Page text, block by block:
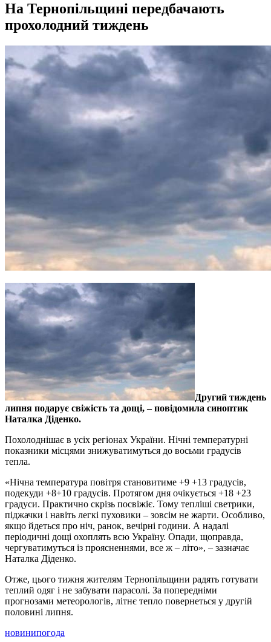
На Тернопільщині передбачають
прохолодний тиждень
Другий тиждень
липня подарує свіжість та дощі, – повідомила синоптик
Наталка Діденко.
Похолоднішає в усіх регіонах України. Нічні температурні
показники місцями знижуватимуться до восьми градусів
тепла.
«Нічна температура повітря становитиме +9 +13 градусів,
подекуди +8+10 градусів. Протягом дня очікується +18 +23
градуси. Практично скрізь посвіжіє. Тому тепліші светрики,
піджачки і навіть легкі пуховики – зовсім не жарти. Особливо,
якщо йдеться про ніч, ранок, вечірні години. А надалі
періодичні дощі охоплять всю Україну. Опади, щоправда,
чергуватимуться із проясненнями, все ж – літо», – зазначає
Наталка Діденко.
Отже, цього тижня жителям Тернопільщини радять готувати
теплий одяг і не забувати парасолі. За попередніми
прогнозами метеорологів, літнє тепло повернеться у другій
половині липня.
новинипогода